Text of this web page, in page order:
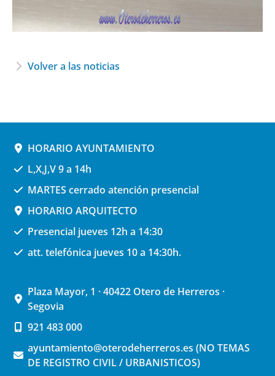
Volver a las noticias
HORARIO AYUNTAMIENTO
L,X,J,V 9 a 14h
MARTES cerrado atención presencial
HORARIO ARQUITECTO
Presencial jueves 12h a 14:30
att. telefónica jueves 10 a 14:30h.
Plaza Mayor, 1 · 40422 Otero de Herreros ·
Segovia
921 483 000
ayuntamiento@oterodeherreros.es (NO TEMAS
DE REGISTRO CIVIL / URBANISTICOS)